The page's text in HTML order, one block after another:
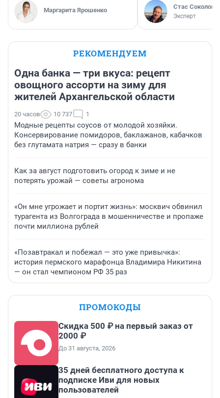
Маргарита Ярошенко Стас Соколов
Эксперт
РЕКОМЕНДУЕМ
Одна банка — три вкуса: рецепт
овощного ассорти на зиму для
жителей Архангельской области
20 часов 10 737 1
Модные рецепты соусов от молодой хозяйки.
Консервирование помидоров, баклажанов, кабачков
без глутамата натрия — сразу в банки
Как за август подготовить огород к зиме и не
потерять урожай — советы агронома
«Он мне угрожает и портит жизнь»: москвич обвинил
турагента из Волгограда в мошенничестве и пропаже
почти миллиона рублей
«Позавтракал и побежал — это уже привычка»:
история пермского марафонца Владимира Никитина
— он стал чемпионом РФ 35 раз
ПРОМОКОДЫ
Скидка 500 ₽ на первый заказ от
2000 ₽
До 31 августа, 2026
35 дней бесплатного доступа к
подписке Иви для новых
пользователей